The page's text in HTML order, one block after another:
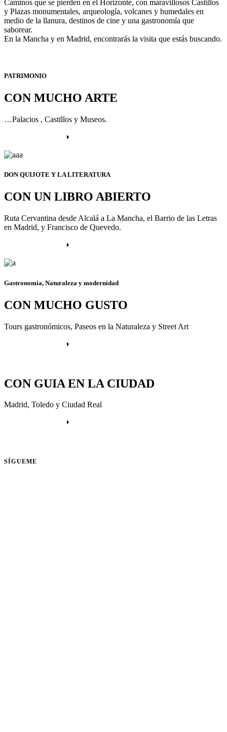
Caminos que se pierden en el Horizonte, con maravillosos Castillos
y Plazas monumentales, arqueología, volcanes y humedales en
medio de la llanura, destinos de cine y una gastronomía que
saborear.
En la Mancha y en Madrid, encontrarás la visita que estás buscando.
PATRIMONIO
CON MUCHO ARTE
…Palacios , Castillos y Museos.
DON QUIJOTE Y LA LITERATURA
CON UN LIBRO ABIERTO
Ruta Cervantina desde Alcalá a La Mancha, el Barrio de las Letras
en Madrid, y Francisco de Quevedo.
Gastronomia, Naturaleza y modernidad
CON MUCHO GUSTO
Tours gastronómicos, Paseos en la Naturaleza y Street Art
CON GUIA EN LA CIUDAD
Madrid, Toledo y Ciudad Real
SÍGUEME